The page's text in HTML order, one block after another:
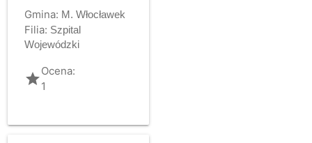
Gmina: M. Włocławek
Filia: Szpital
Wojewódzki
gradeOcena:
1